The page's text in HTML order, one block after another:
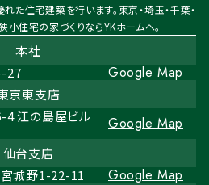
れた住宅建築を行います。東京・埼玉・千葉・
小住宅の家づくりならYKホームへ。
本社
27
Google Map
京東支店
江の島屋ビル
Google Map
仙台支店
城野1-22-11
Google Map